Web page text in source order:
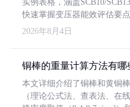
实例表格，涵盖SCB10/
快速掌握变压器能效评估要点
2026年8月4日
铜棒的重量计算方法有哪
本文详细介绍了铜棒和黄铜
（理论公式法、查表法、在